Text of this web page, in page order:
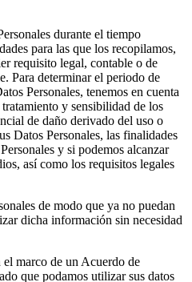
durante el tiempo
para las que los recopilamos,
requisito legal, contable o de
Para determinar el periodo de
Personales, tenemos en cuenta
y sensibilidad de los
de daño derivado del uso o
Datos Personales, las finalidades
y si podemos alcanzar
así como los requisitos legales
de modo que ya no puedan
dicha información sin necesidad
el marco de un Acuerdo de
que podamos utilizar sus datos